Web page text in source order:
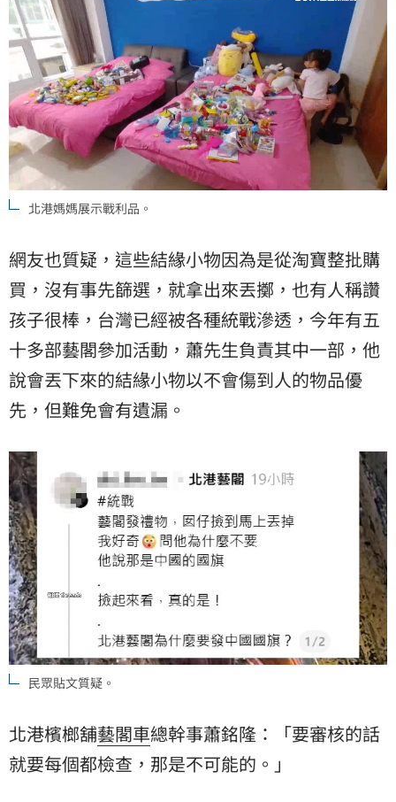
北港媽媽展示戰利品。
網友也質疑，這些結緣小物因為是從淘寶整批購
買，沒有事先篩選，就拿出來丟擲，也有人稱讚
孩子很棒，台灣已經被各種統戰滲透，今年有五
十多部藝閣參加活動，蕭先生負責其中一部，他
說會丟下來的結緣小物以不會傷到人的物品優
先，但難免會有遺漏。
民眾貼文質疑。
北港檳榔舖藝閣車總幹事蕭銘隆：「要審核的話
就要每個都檢查，那是不可能的。」